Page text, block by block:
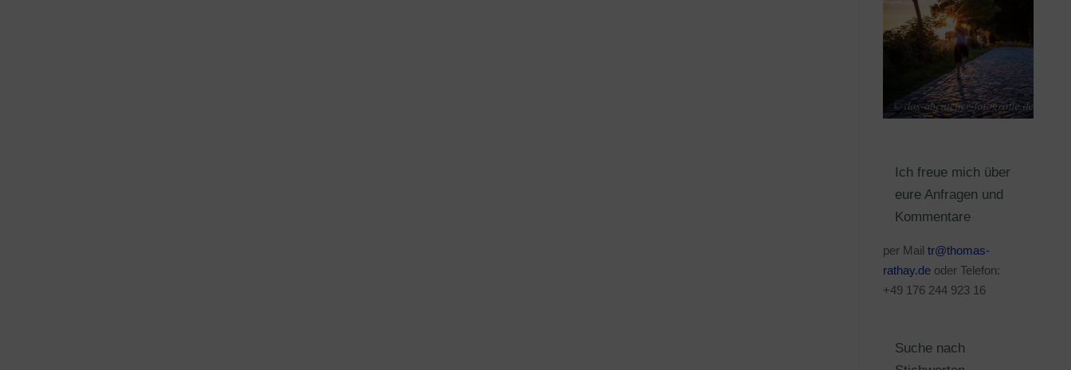
Ich freue mich über
eure Anfragen und
Kommentare
per Mail tr@thomas-
rathay.de oder Telefon:
+49 176 244 923 16
Suche nach